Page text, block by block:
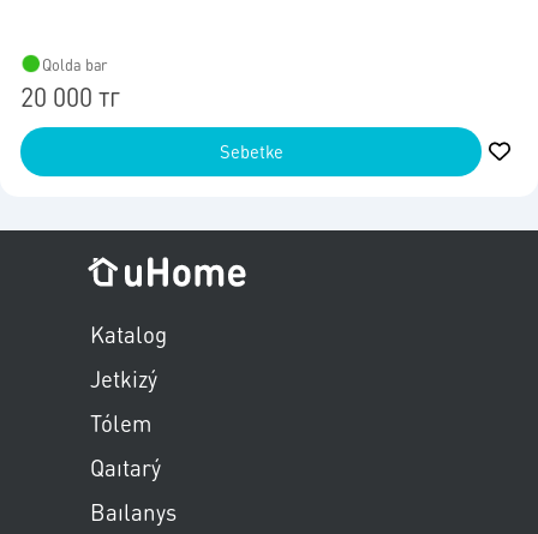
Qolda bar
20 000 тг
Sebetke
Katalog
Jetkizý
Tólem
Qaıtarý
Baılanys